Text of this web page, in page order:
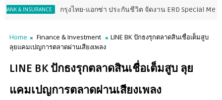
กรุงไทย-แอกซ่า ประกันชีวิต จัดงาน ERD Special Meeting หนุนฝ่
Home Finance & Investment
LINE BK ปักธงรุกตลาดสินเชื่อเต็มสูบ
ลุยแคมเปญการตลาดผ่านเสียงเพลง
LINE BK ปักธงรุกตลาดสินเชื่อเต็มสูบ ลุย
แคมเปญการตลาดผ่านเสียงเพลง